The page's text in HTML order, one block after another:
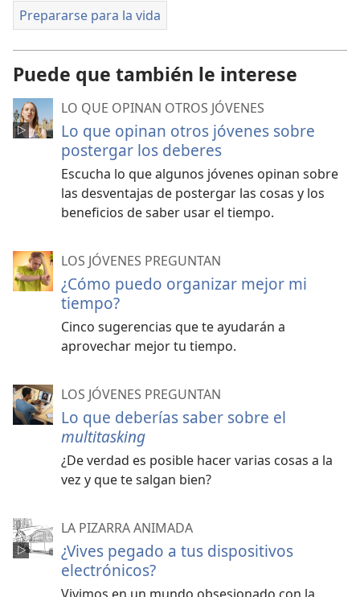
Prepararse para la vida
Puede que también le interese
LO QUE OPINAN OTROS JÓVENES
Lo que opinan otros jóvenes sobre
postergar los deberes
Escucha lo que algunos jóvenes opinan sobre
las desventajas de postergar las cosas y los
beneficios de saber usar el tiempo.
LOS JÓVENES PREGUNTAN
¿Cómo puedo organizar mejor mi
tiempo?
Cinco sugerencias que te ayudarán a
aprovechar mejor tu tiempo.
LOS JÓVENES PREGUNTAN
Lo que deberías saber sobre el
multitasking
¿De verdad es posible hacer varias cosas a la
vez y que te salgan bien?
LA PIZARRA ANIMADA
¿Vives pegado a tus dispositivos
electrónicos?